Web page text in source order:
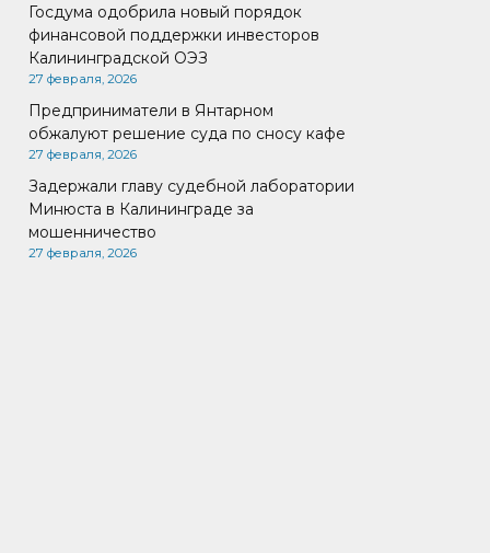
Госдума одобрила новый порядок
финансовой поддержки инвесторов
Калининградской ОЭЗ
27 февраля, 2026
Предприниматели в Янтарном
обжалуют решение суда по сносу кафе
27 февраля, 2026
Задержали главу судебной лаборатории
Минюста в Калининграде за
мошенничество
27 февраля, 2026